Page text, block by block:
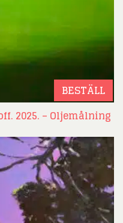
BESTÄLL
2025. – Oljemålning